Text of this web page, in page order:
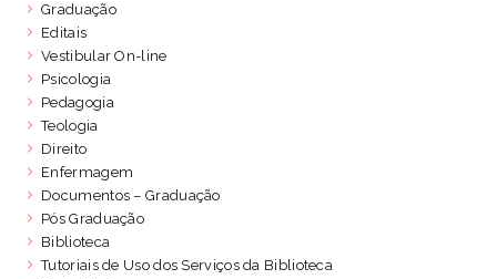
Graduação
Editais
Vestibular On-line
Psicologia
Pedagogia
Teologia
Direito
Enfermagem
Documentos – Graduação
Pós Graduação
Biblioteca
Tutoriais de Uso dos Serviços da Biblioteca